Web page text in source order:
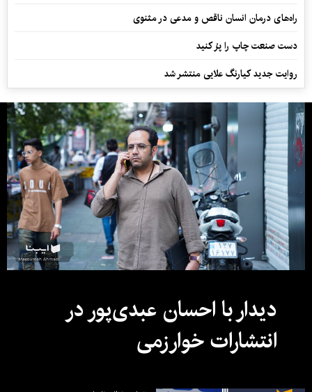
راه‌های درمان انسان ناقص و مدعی در مثنوی
دست صنعت چاپ را پرُ کنید
روایت جدید کیارنگ علایی منتشر شد
دیدار با احسان عبدی‌پور در
انتشارات خوارزمی